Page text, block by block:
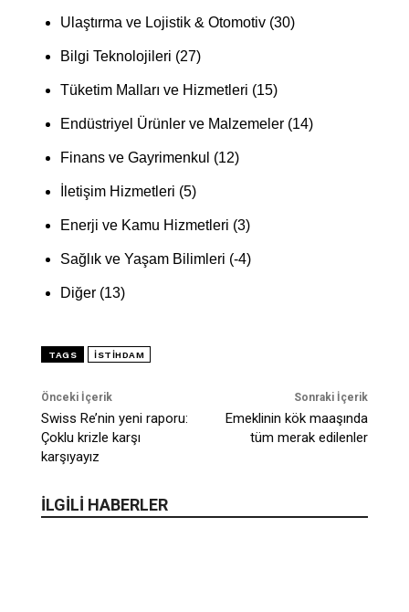
Ulaştırma ve Lojistik & Otomotiv (30)
Bilgi Teknolojileri (27)
Tüketim Malları ve Hizmetleri (15)
Endüstriyel Ürünler ve Malzemeler (14)
Finans ve Gayrimenkul (12)
İletişim Hizmetleri (5)
Enerji ve Kamu Hizmetleri (3)
Sağlık ve Yaşam Bilimleri (-4)
Diğer (13)
TAGS ISTIHDAM
Önceki İçerik
Swiss Re’nin yeni raporu:
Çoklu krizle karşı
karşıyayız
Sonraki İçerik
Emeklinin kök maaşında
tüm merak edilenler
İLGİLİ HABERLER